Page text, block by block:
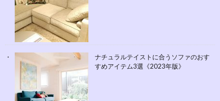
ナチュラルテイストに合うソファのおす
すめアイテム3選《2023年版》